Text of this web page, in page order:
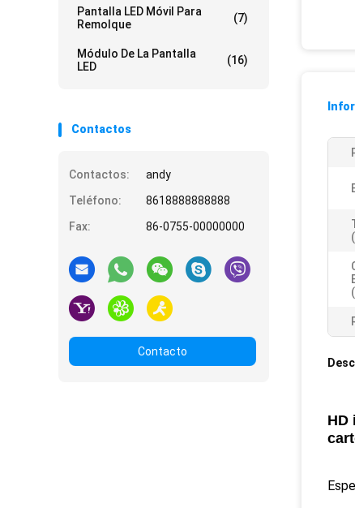
Pantalla LED Móvil Para
Remolque
(7)
Módulo De La Pantalla
LED
(16)
Contactos
Contactos:
andy
Teléfono:
8618888888888
Fax:
86-0755-00000000
Contacto
HD